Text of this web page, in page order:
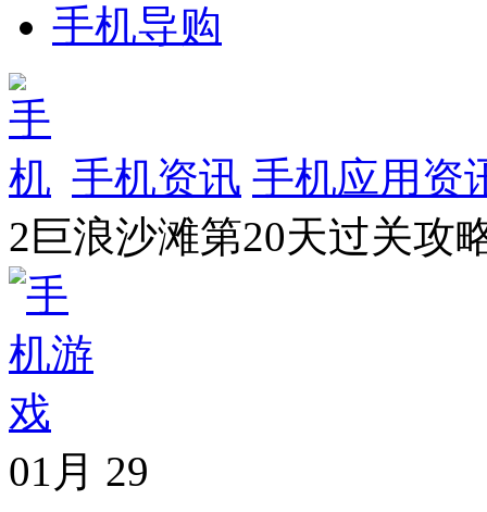
手机导购
手机资讯 手机应用资
2巨浪沙滩第20天过关攻
01月 29